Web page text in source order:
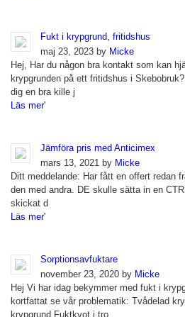
Fukt i krypgrund, fritidshus
maj 23, 2023 by Micke
Hej, Har du någon bra kontakt som kan
krypgrunden på ett fritidshus i
dig en bra kille j
Läs mer'
Jämföra pris med Anticimex
mars 13, 2021 by Micke
Ditt meddelande: Har fått en offert redan
den med andra. DE skulle sätta in en
skickat d
Läs mer'
Sorptionsavfuktare
november 23, 2020 by Micke
Hej Vi har idag bekymmer med fukt i
kortfattat se vår problematik: Tvådelad
krypgrund Fuktkvot i tro